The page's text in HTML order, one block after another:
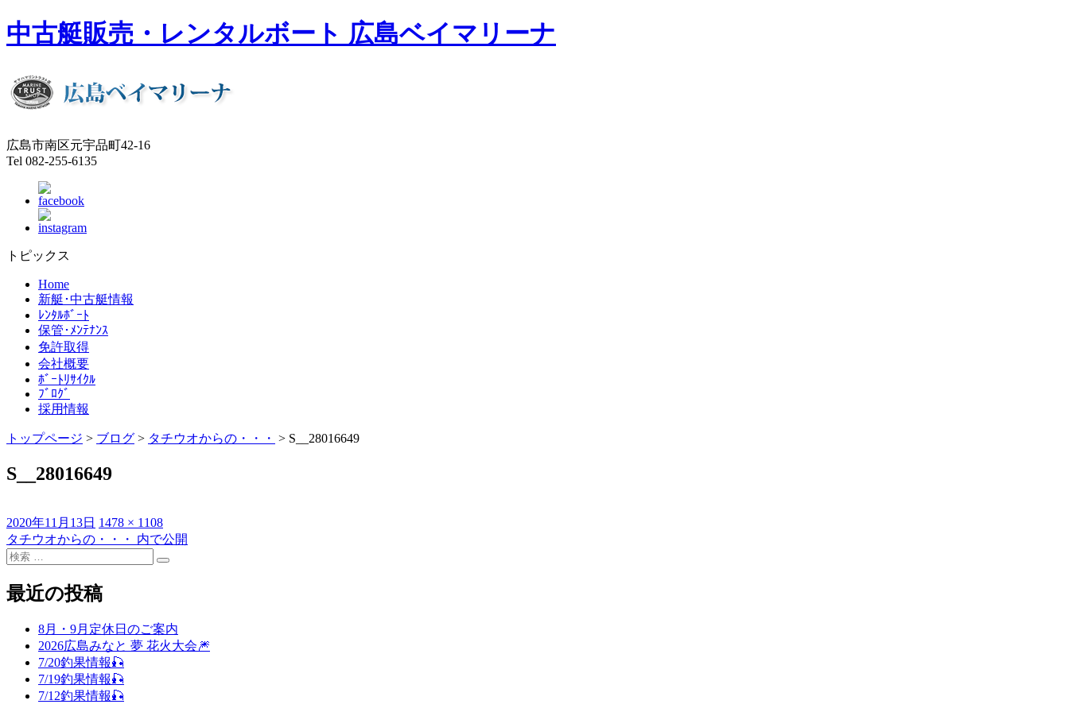
中古艇販売・レンタルボート 広島ベイマリーナ
広島市南区元宇品町42-16
Tel 082-255-6135
トピックス
Home
新艇･中古艇情報
ﾚﾝﾀﾙﾎﾞｰﾄ
保管･ﾒﾝﾃﾅﾝｽ
免許取得
会社概要
ﾎﾞｰﾄﾘｻｲｸﾙ
ﾌﾞﾛｸﾞ
採用情報
トップページ > ブログ > タチウオからの・・・ > S__28016649
S__28016649
投
稿
日:
2020年11月13日 フ
ル
ズ
1478 × 1108
投
稿
ナ
タチウオからの・・・
内で公開
検
対
象:
検
最近の投稿
8月・9月定休日のご案内
2026広島みなと 夢 花火大会🎆
7/20釣果情報🎣
7/19釣果情報🎣
7/12釣果情報🎣